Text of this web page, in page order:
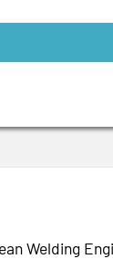
Welding